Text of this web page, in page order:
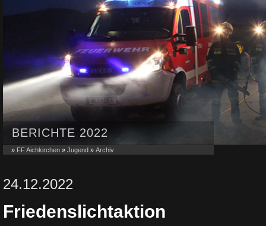
BERICHTE 2022
» FF Aichkirchen » Jugend » Archiv
24.12.2022
Friedenslichtaktion